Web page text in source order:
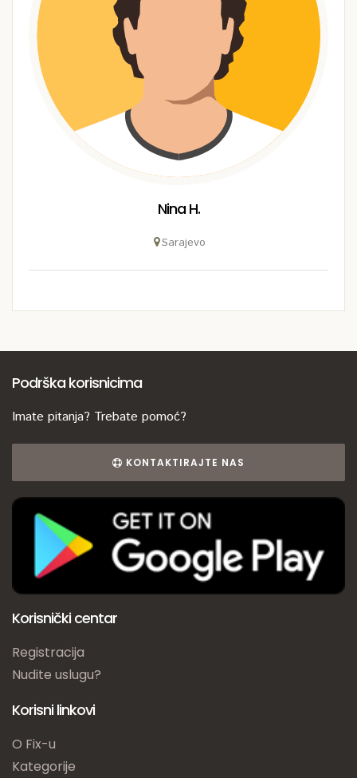
Nina H.
Sarajevo
Podrška korisnicima
Imate pitanja? Trebate pomoć?
KONTAKTIRAJTE NAS
Korisnički centar
Registracija
Nudite uslugu?
Korisni linkovi
O Fix-u
Kategorije